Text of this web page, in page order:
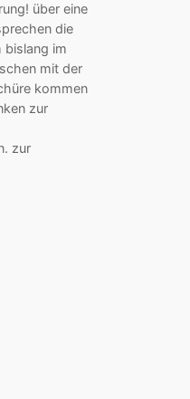
über eine
die
bislang im
mit der
kommen
zur
zur